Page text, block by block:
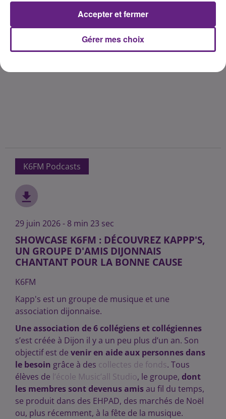
K6FM Podcasts
29 juin 2026 - 8 min 23 sec
SHOWCASE K6FM : DÉCOUVREZ KAPPP'S,
UN GROUPE D'AMIS DIJONNAIS
CHANTANT POUR LA BONNE CAUSE
K6FM
Kapp's est un groupe de musique et une
association dijonnaise.
Une association de 6 collégiens et collégiennes
s’est créée à Dijon il y a un peu plus d’un an. Son
objectif est de venir en aideaux personnes dans
le besoin grâce à des collectes de fonds. Tous
élèves de l’école Music’all Studio, le groupe, dont
les membres sont devenus amisau fil du temps,
se produit dans des EHPAD, des marchés de Noël
ou, plus récemment, à la fête de la musique.
Gérer mes choix
Accepter et fermer